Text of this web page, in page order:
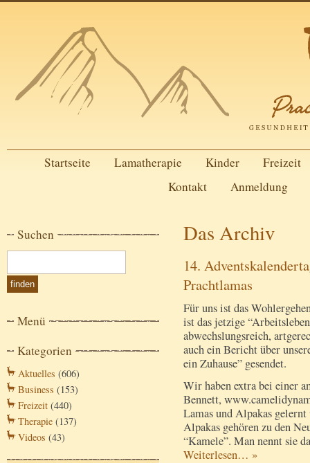
Startseite Lamatherapie Kinder
Freizeit
Kontakt
Anmeldung
Suchen
Menü
Kategorien
Aktuelles (606)
Business (153)
Freizeit (440)
Therapie (137)
Videos (43)
Das Archiv
14.
Prachtlamas
Für uns ist das
ist das jetzige
abwechslungsreich,
auch ein Bericht über
ein Zuhause” gesendet.
Wir haben extra bei einer
Bennett,
Lamas und Alpakas
Alpakas gehören zu den
“Kamele”. Man nennt sie
Weiterlesen… »